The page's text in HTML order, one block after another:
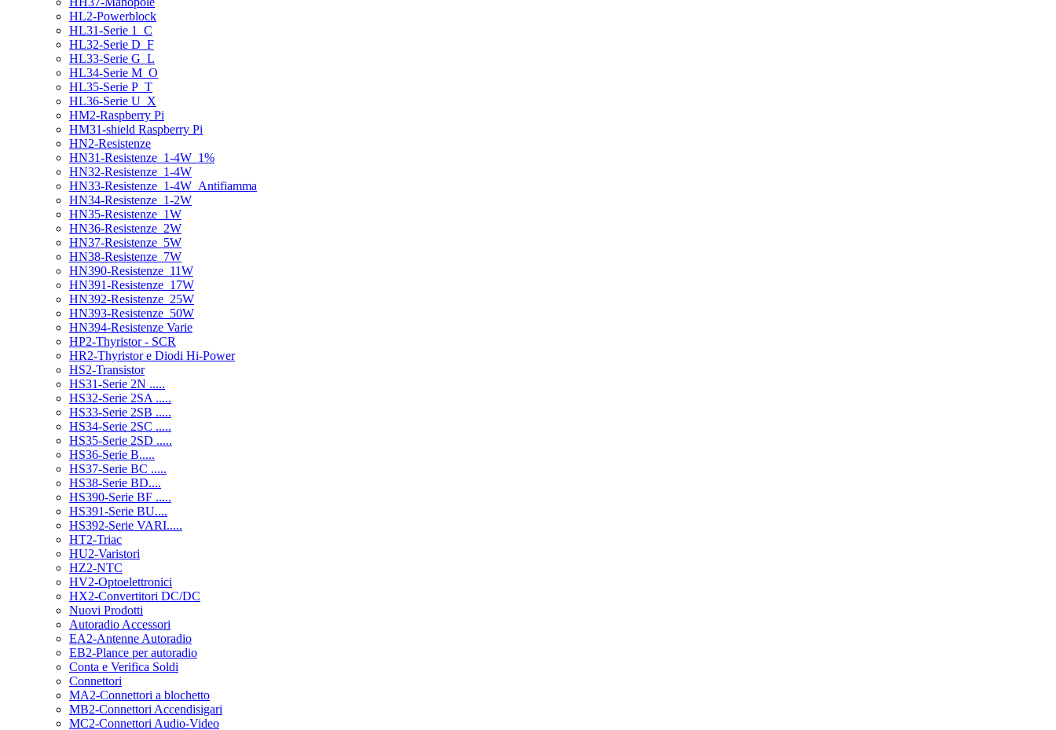
HL2-Powerblock
HL31-Serie 1_C
HL32-Serie D_F
HL33-Serie G_L
HL34-Serie M_O
HL35-Serie P_T
HL36-Serie U_X
HM2-Raspberry Pi
HM31-shield Raspberry Pi
HN2-Resistenze
HN31-Resistenze_1-4W_1%
HN32-Resistenze_1-4W
HN33-Resistenze_1-4W_Antifiamma
HN34-Resistenze_1-2W
HN35-Resistenze_1W
HN36-Resistenze_2W
HN37-Resistenze_5W
HN38-Resistenze_7W
HN390-Resistenze_11W
HN391-Resistenze_17W
HN392-Resistenze_25W
HN393-Resistenze_50W
HN394-Resistenze Varie
HP2-Thyristor - SCR
HR2-Thyristor e Diodi Hi-Power
HS2-Transistor
HS31-Serie 2N .....
HS32-Serie 2SA .....
HS33-Serie 2SB .....
HS34-Serie 2SC .....
HS35-Serie 2SD .....
HS36-Serie B.....
HS37-Serie BC .....
HS38-Serie BD....
HS390-Serie BF .....
HS391-Serie BU....
HS392-Serie VARI.....
HT2-Triac
HU2-Varistori
HZ2-NTC
HV2-Optoelettronici
HX2-Convertitori DC/DC
Nuovi Prodotti
Autoradio Accessori
EA2-Antenne Autoradio
EB2-Plance per autoradio
Conta e Verifica Soldi
Connettori
MA2-Connettori a blochetto
MB2-Connettori Accendisigari
MC2-Connettori Audio-Video